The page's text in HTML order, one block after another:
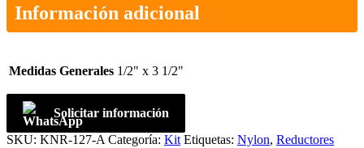
Información adicional
Medidas Generales 1/2" x 3 1/2"
Solicitar información
SKU: KNR-127-A Categoría: Kit Etiquetas: Nylon, Reductores